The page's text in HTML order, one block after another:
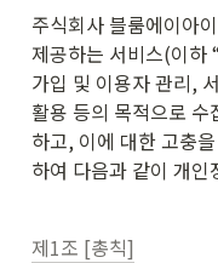
주식회사 블룸에이아
제공하는 서비스(이하
가입 및 이용자 관리,
활용 등의 목적으로
하고, 이에 대한 고충
하여 다음과 같이 개
제1조 [총칙]